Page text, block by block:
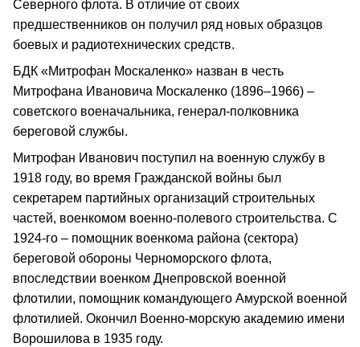
Северного флота. В отличие от своих
предшественников он получил ряд новых образцов
боевых и радиотехнических средств.
БДК «Митрофан Москаленко» назван в честь
Митрофана Ивановича Москаленко (1896–1966) –
советского военачальника, генерал-полковника
береговой службы.
Митрофан Иванович поступил на военную службу в
1918 году, во время Гражданской войны был
секретарем партийных организаций строительных
частей, военкомом военно-полевого строительства. С
1924-го – помощник военкома района (сектора)
береговой обороны Черноморского флота,
впоследствии военком Днепровской военной
флотилии, помощник командующего Амурской военной
флотилией. Окончил Военно-морскую академию имени
Ворошилова в 1935 году.